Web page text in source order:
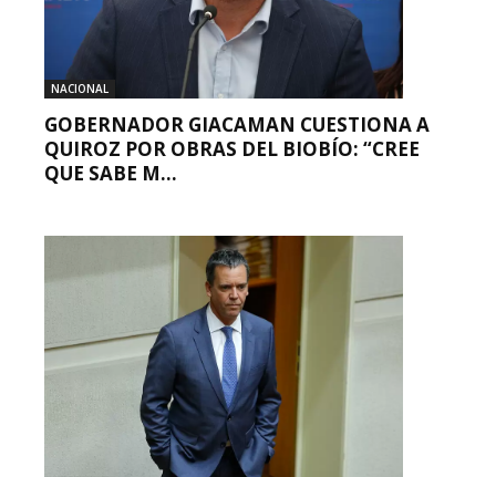
NACIONAL
GOBERNADOR GIACAMAN CUESTIONA A
QUIROZ POR OBRAS DEL BIOBÍO: “CREE
QUE SABE M...